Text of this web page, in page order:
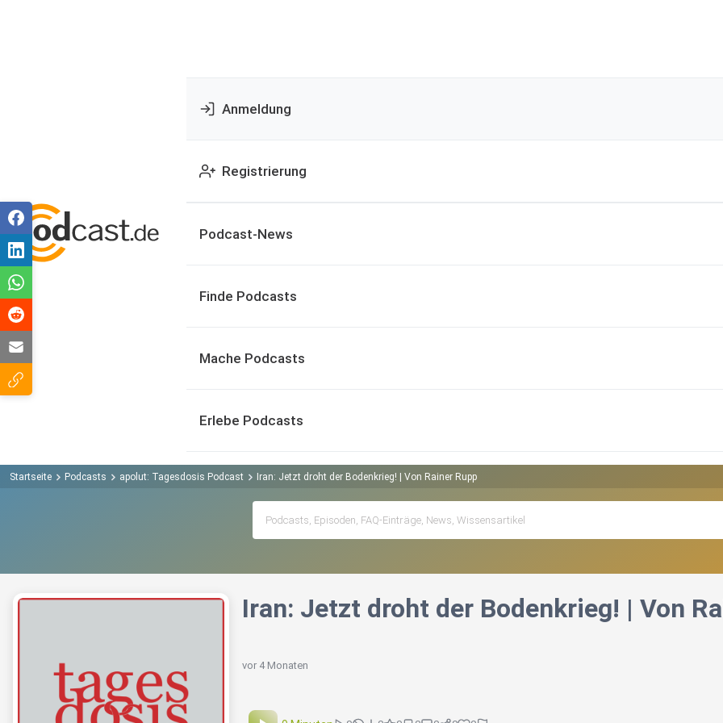
Anmeldung
Registrierung
Podcast-News
Finde Podcasts
Mache Podcasts
Erlebe Podcasts
Startseite Podcasts apolut: Tagesdosis Podcast Iran: Jetzt droht der Bodenkrieg! | Von Rainer Rupp
Iran: Jetzt droht der Bodenkrieg! | Von
vor 4 Monaten